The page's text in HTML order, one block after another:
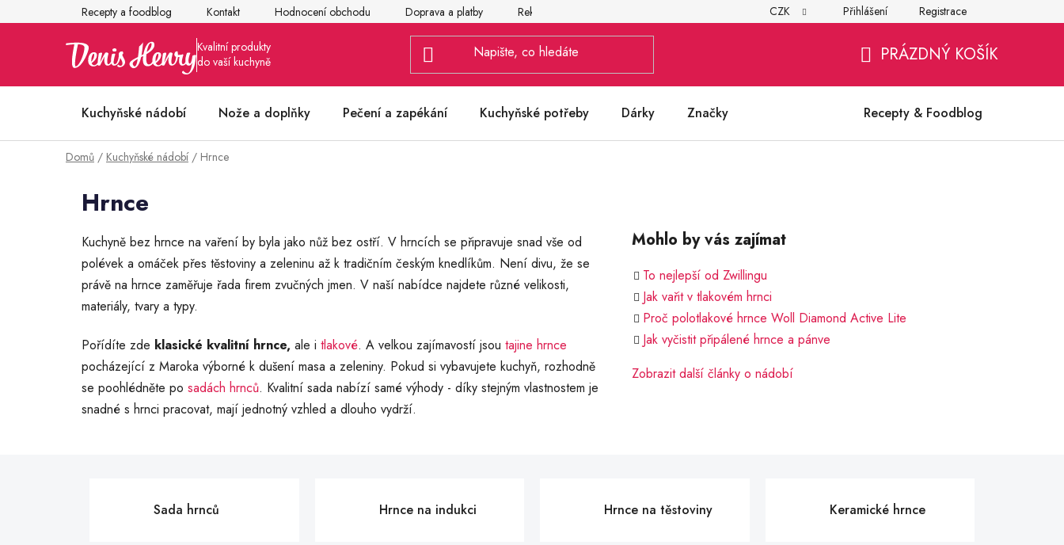
na
Recepty a foodblog Kontakt Hodnocení obchodu Doprava a platby Reklamace Všeobecné obchodní podmínky Ochrana osobních údajů
CZK Přihlášení Registrace
KOŠÍK
PRÁZDNÝ KOŠÍK
Kuchyňské nádobí Nože a doplňky Pečení a zapékání Kuchyňské potřeby Dárky Značky Recepty & Foodblog
Články z kuchyně
Domů / Kuchyňské nádobí / Hrnce
Hrnce
Kuchyně bez hrnce na vaření by byla jako nůž bez ostří. V hrncích se připravuje snad vše od
polévek a omáček přes těstoviny a zeleninu až k tradičním českým knedlíkům. Není divu, že se
právě na hrnce zaměřuje řada firem zvučných jmen. V naší nabídce najdete různé velikosti,
materiály, tvary a typy.
Pořídíte zde klasické kvalitní hrnce, ale i tlakové. A velkou zajímavostí jsou tajine hrnce
pocházející z Maroka výborné k dušení masa a zeleniny. Pokud si vybavujete kuchyň, rozhodně
se poohlédněte po sadách hrnců. Kvalitní sada nabízí samé výhody - díky stejným vlastnostem je
snadné s hrnci pracovat, mají jednotný vzhled a dlouho vydrží.
Mohlo by vás zajímat
To nejlepší od Zwillingu
Jak vařit v tlakovém hrnci
Proč polotlakové hrnce Woll Diamond Active Lite
Jak vyčistit připálené hrnce a pánve
Zobrazit další články o nádobí
Sada hrnců Hrnce na indukci Hrnce na těstoviny Keramické hrnce